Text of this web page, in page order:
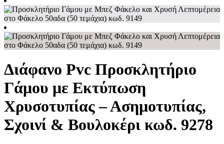
Διάφανο Pvc Προσκλητήριο
Γάμου με Εκτύπωση
Χρυσοτυπίας – Ασημοτυπίας,
Σχοινί & Βουλοκέρι κωδ. 9278